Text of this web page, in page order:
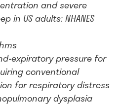
and severe
in US adults: NHANES
expiratory pressure for
conventional
for respiratory distress
dysplasia